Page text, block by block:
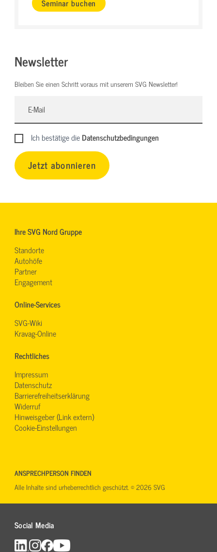
Seminar buchen
Newsletter
Bleiben Sie einen Schritt voraus mit unserem SVG Newsletter!
Ich bestätige dieDatenschutzbedingungen
Jetzt abonnieren
Ihre SVG Nord Gruppe
Standorte
Autohöfe
Partner
Engagement
Online-Services
SVG-Wiki
Kravag-Online
Rechtliches
Impressum
Datenschutz
Barrierefreiheitserklärung
Widerruf
Hinweisgeber (Link extern)
Cookie-Einstellungen
Social Media
ANSPRECHPERSON FINDEN
Alle Inhalte sind urheberrechtlich geschützt. © 2026 SVG